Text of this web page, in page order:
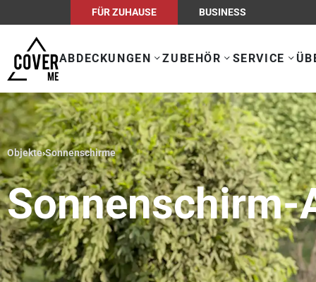
FÜR ZUHAUSE BUSINESS
ABDECKUNGEN ZUBEHÖR SERVICE
Objekte›Sonnenschirme
Sonnenschirm-